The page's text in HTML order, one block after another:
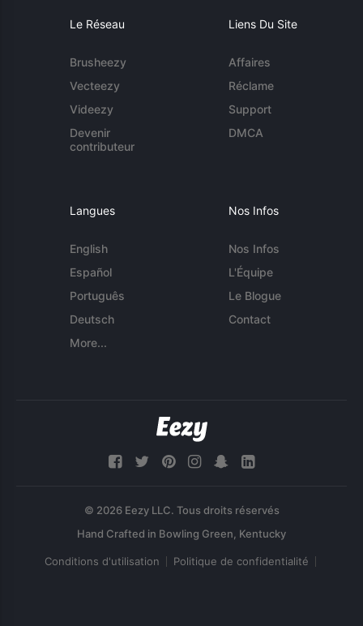
Le Réseau
Brusheezy
Vecteezy
Videezy
Devenir
contributeur
Liens Du Site
Affaires
Réclame
Support
DMCA
Langues
English
Español
Português
Deutsch
More...
Nos Infos
Nos Infos
L'Équipe
Le Blogue
Contact
© 2026 Eezy LLC. Tous droits réservés
Conditions d'utilisation Politique de confidentialité